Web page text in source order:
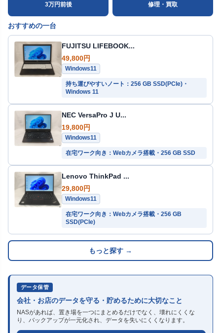
3万円前後 修理・買取
おすすめの一台
FUJITSU LIFEBOOK...
49,800円
Windows11
持ち運びやすいノート：256 GB SSD(PCIe)・
Windows 11
NEC VersaPro J U...
19,800円
Windows11
在宅ワーク向き：Webカメラ搭載・256 GB SSD
Lenovo ThinkPad ...
29,800円
Windows11
在宅ワーク向き：Webカメラ搭載・256 GB
SSD(PCIe)
もっと探す →
データ保管
会社・お店のデータを守る・貯めるために大切なこと
NASがあれば、置き場を一つにまとめるだけでなく、壊れにくくな
り、バックアップが一元化され、データを失いにくくなります。